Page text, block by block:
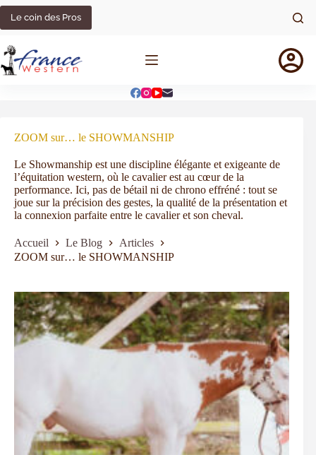
Le coin des Pros
ZOOM sur… le SHOWMANSHIP
Le Showmanship est une discipline élégante et exigeante de
l’équitation western, où le cavalier est au cœur de la
performance. Ici, pas de bétail ni de chrono effréné : tout se
joue sur la précision des gestes, la qualité de la présentation et
la connexion parfaite entre le cavalier et son cheval.
Accueil Le Blog
Articles
ZOOM sur… le SHOWMANSHIP